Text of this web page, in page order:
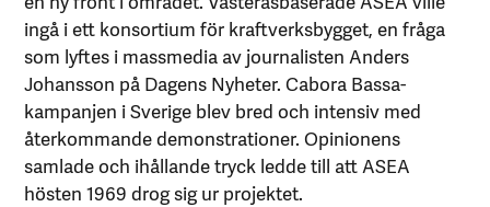
ingå i ett konsortium för kraftverksbygget, en fråga
som lyftes i massmedia av journalisten Anders
Johansson på Dagens Nyheter. Cabora Bassa-
kampanjen i Sverige blev bred och intensiv med
återkommande demonstrationer. Opinionens
samlade och ihållande tryck ledde till att ASEA
hösten 1969 drog sig ur projektet.